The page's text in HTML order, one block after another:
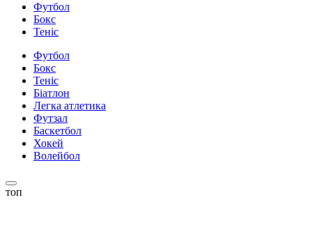
Футбол
Бокс
Теніс
Футбол
Бокс
Теніс
Біатлон
Легка атлетика
Футзал
Баскетбол
Хокей
Волейбол
топ